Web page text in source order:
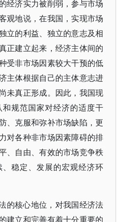
经济实力被削弱，参与市场
观地说，在我国，实现市场
立的利益、独立的意志及相
正建立起来，经济主体间的
受非市场因素较大干预的低
主体根据自己的主体意志进
未真正形成。因此，我国现
规范国家对经济的适度干
、克服和弥补市场缺陷，更
对各种非市场因素障碍的排
、自由、有效的市场竞争秩
稳定、发展的宏观经济环
的核心地位，对我国经济法
建立和完善有着十分重要的